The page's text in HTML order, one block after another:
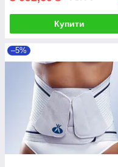
Купити
–5%